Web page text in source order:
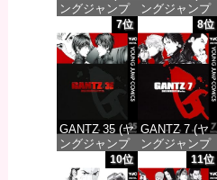
ングジャンプ
コミックス
DIGITAL)
価格：¥100
ングジャンプ
コミックス
DIGITAL)
価格：¥100
7位
GANTZ 35 (ヤ
ングジャンプ
コミックス
DIGITAL)
8位
GANTZ 7 (ヤ
ングジャンプ
コミックス
DIGITAL)
10位 11位